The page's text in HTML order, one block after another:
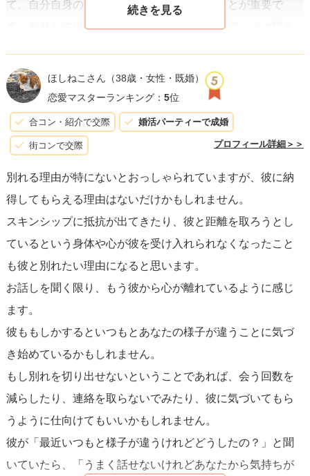
て、自分自身の感情と向き合う時間を持つことが重要で
す。自分が本当に何を望んでいるのか、そして、その望み
さい。
関係を続けるかどうかを決める際、ギルトや恐れ（例え
ば、後悔することへの恐怖）に基づく決断は避けるべきで
す。関係は両者にとってポジティブで、成長を促し、お互
いの幸福を支えるものであるべきです。もし心の底からそ
のように感じていないなら、それは注意深く探究すべきサ
インかもしれません。
心理学者は、人間の感情が時間と共に変化するのは自然な
現象だと語ります。愛が冷めるとは、必ずしも失敗を意味
するわけではありません。それは、成長と自己実現の過程
の一部と見ることができます。あなたが彼との関係に疑問
を感じ始めたのは、自分自身の中で新しい段階に進んでい
る証拠かもしれません。
結論としてアドバイスするならば、まずは自分自身と十分
に向き合い、自分の真の感情と願望を明確にしましょう。
その上で、あなたが心から望む道を選択してください。時
ほしねこさん （38歳・女性・既婚）
恋愛マスターランキング： 5位
合コン・紹介で交際 婚活パーティーで成婚
街コンで交際 プロフィール詳細＞＞
別れる理由が特にないとおっしゃられていますが、彼に納
得してもらえる理由はないだけかもしれません。
スキンシップに抵抗が出てきたり、彼と距離を取ろうとし
ているという身体や心が彼を受け入れられなくなったこと
も彼と別れたい理由になると思います。
お話しを聞く限り、もう彼から心が離れているように感じ
ます。
彼ももしかするといつもとあなたの様子が違うことに気づ
き始めているかもしれません。
もし別れを切り出せないということであれば、会う回数を
減らしたり、連絡を取らないでみたり、彼に気づいてもら
うように仕向けてもいいかもしれません。
彼が「最近いつもと様子が違うけれどどうしたの？」と聞
いていたら、「うまく話せないけれどあなたから気持ちが